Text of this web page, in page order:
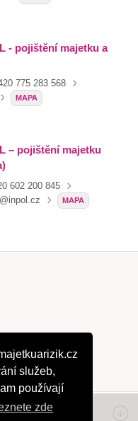
služeb,
používají
zde
- pojištění majetku a
775 283 568
MAPA
– pojištění majetku
602 200 845
MAPA